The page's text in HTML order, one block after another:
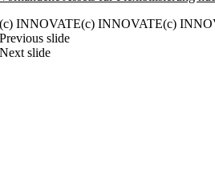
(c) INNOVATE(c) INNOVATE(c)
Previous slide
Next slide